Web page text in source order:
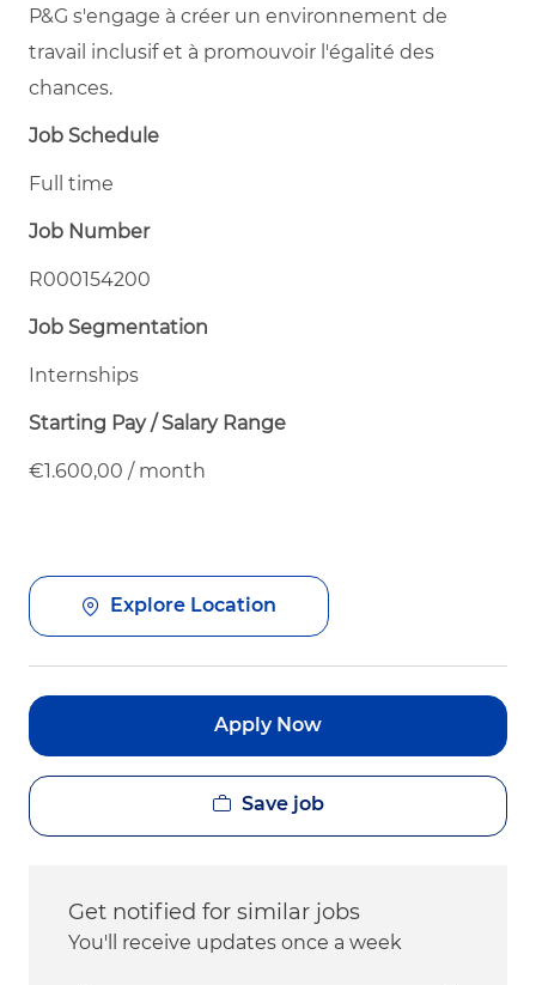
P&G s'engage à créer un environnement de
travail inclusif et à promouvoir l'égalité des
chances.
Job Schedule
Full time
Job Number
R000154200
Job Segmentation
Internships
Starting Pay / Salary Range
€1.600,00 / month
Explore Location
Apply Now
Save job
Get notified for similar jobs
You'll receive updates once a week